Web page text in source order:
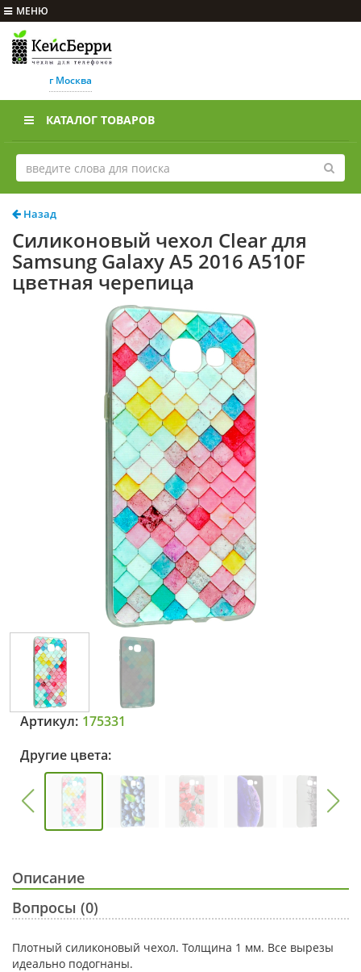
МЕНЮ
г Москва
КАТАЛОГ ТОВАРОВ
Назад
Силиконовый чехол Clear для
Samsung Galaxy A5 2016 A510F
цветная черепица
Артикул: 175331
Другие цвета:
Описание
Вопросы (0)
Плотный силиконовый чехол. Толщина 1 мм. Все вырезы
идеально подогнаны.